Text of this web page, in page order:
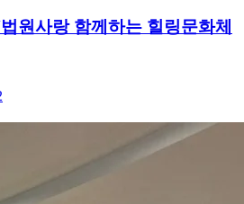
원사랑 함께하는 힐링문화체